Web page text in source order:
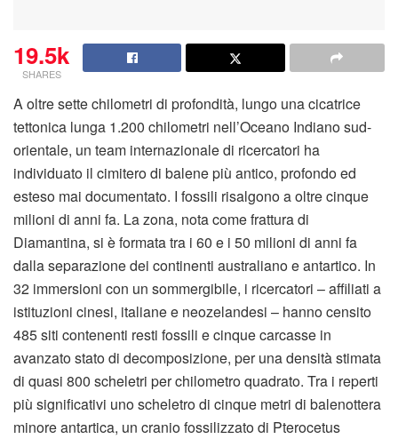
19.5k
SHARES
A oltre sette chilometri di profondità, lungo una cicatrice
tettonica lunga 1.200 chilometri nell’Oceano Indiano sud-
orientale, un team internazionale di ricercatori ha
individuato il cimitero di balene più antico, profondo ed
esteso mai documentato. I fossili risalgono a oltre cinque
milioni di anni fa. La zona, nota come frattura di
Diamantina, si è formata tra i 60 e i 50 milioni di anni fa
dalla separazione dei continenti australiano e antartico. In
32 immersioni con un sommergibile, i ricercatori – affiliati a
istituzioni cinesi, italiane e neozelandesi – hanno censito
485 siti contenenti resti fossili e cinque carcasse in
avanzato stato di decomposizione, per una densità stimata
di quasi 800 scheletri per chilometro quadrato. Tra i reperti
più significativi uno scheletro di cinque metri di balenottera
minore antartica, un cranio fossilizzato di Pterocetus